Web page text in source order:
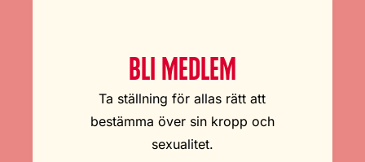
BLI MEDLEM
Ta ställning för allas rätt att
bestämma över sin kropp och
sexualitet.